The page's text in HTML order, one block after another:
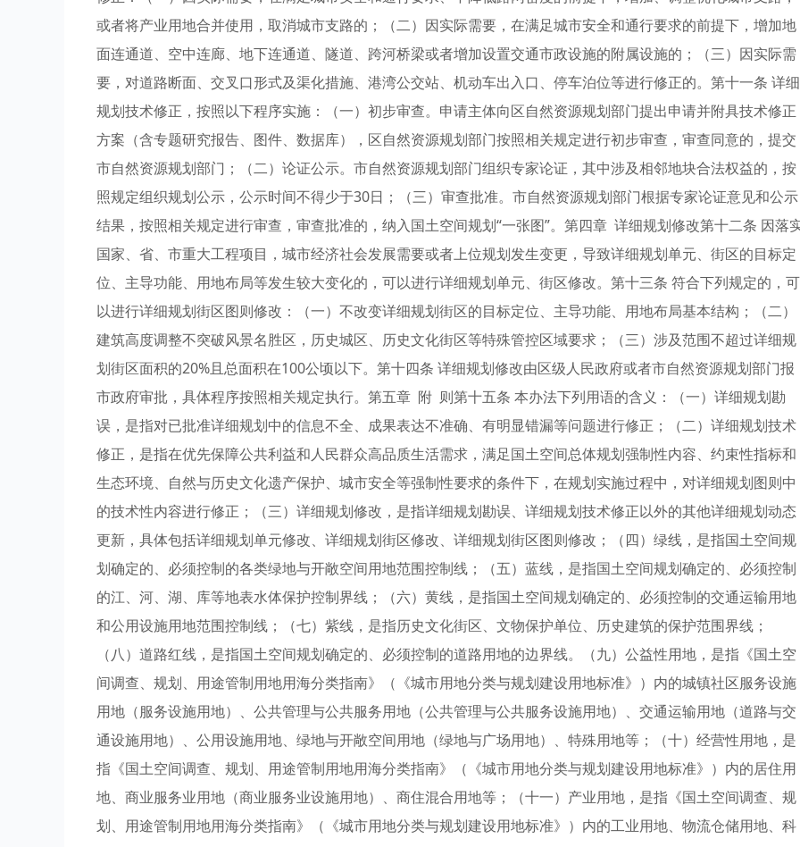
或者将产业用地合并使用，取消城市支路的；（二）因实际需要，在满足城市安全和通行要求的前提下，增加地
面连通道、空中连廊、地下连通道、隧道、跨河桥梁或者增加设置交通市政设施的附属设施的；（三）因实际需
要，对道路断面、交叉口形式及渠化措施、港湾公交站、机动车出入口、停车泊位等进行修正的。第十一条 详细
规划技术修正，按照以下程序实施：（一）初步审查。申请主体向区自然资源规划部门提出申请并附具技术修正
方案（含专题研究报告、图件、数据库），区自然资源规划部门按照相关规定进行初步审查，审查同意的，提交
市自然资源规划部门；（二）论证公示。市自然资源规划部门组织专家论证，其中涉及相邻地块合法权益的，按
照规定组织规划公示，公示时间不得少于30日；（三）审查批准。市自然资源规划部门根据专家论证意见和公示
结果，按照相关规定进行审查，审查批准的，纳入国土空间规划“一张图”。第四章 详细规划修改第十二条 因落
国家、省、市重大工程项目，城市经济社会发展需要或者上位规划发生变更，导致详细规划单元、街区的目标定
位、主导功能、用地布局等发生较大变化的，可以进行详细规划单元、街区修改。第十三条 符合下列规定的，可
以进行详细规划街区图则修改：（一）不改变详细规划街区的目标定位、主导功能、用地布局基本结构；（二）
建筑高度调整不突破风景名胜区，历史城区、历史文化街区等特殊管控区域要求；（三）涉及范围不超过详细规
划街区面积的20%且总面积在100公顷以下。第十四条 详细规划修改由区级人民政府或者市自然资源规划部门报
市政府审批，具体程序按照相关规定执行。第五章 附 则第十五条 本办法下列用语的含义：（一）详细规划勘
误，是指对已批准详细规划中的信息不全、成果表达不准确、有明显错漏等问题进行修正；（二）详细规划技术
修正，是指在优先保障公共利益和人民群众高品质生活需求，满足国土空间总体规划强制性内容、约束性指标和
生态环境、自然与历史文化遗产保护、城市安全等强制性要求的条件下，在规划实施过程中，对详细规划图则中
的技术性内容进行修正；（三）详细规划修改，是指详细规划勘误、详细规划技术修正以外的其他详细规划动态
更新，具体包括详细规划单元修改、详细规划街区修改、详细规划街区图则修改；（四）绿线，是指国土空间规
划确定的、必须控制的各类绿地与开敞空间用地范围控制线；（五）蓝线，是指国土空间规划确定的、必须控制
的江、河、湖、库等地表水体保护控制界线；（六）黄线，是指国土空间规划确定的、必须控制的交通运输用地
和公用设施用地范围控制线；（七）紫线，是指历史文化街区、文物保护单位、历史建筑的保护范围界线；
（八）道路红线，是指国土空间规划确定的、必须控制的道路用地的边界线。（九）公益性用地，是指《国土空
间调查、规划、用途管制用地用海分类指南》（《城市用地分类与规划建设用地标准》）内的城镇社区服务设施
用地（服务设施用地）、公共管理与公共服务用地（公共管理与公共服务设施用地）、交通运输用地（道路与交
通设施用地）、公用设施用地、绿地与开敞空间用地（绿地与广场用地）、特殊用地等；（十）经营性用地，是
指《国土空间调查、规划、用途管制用地用海分类指南》（《城市用地分类与规划建设用地标准》）内的居住用
地、商业服务业用地（商业服务业设施用地）、商住混合用地等；（十一）产业用地，是指《国土空间调查、规
划、用途管制用地用海分类指南》（《城市用地分类与规划建设用地标准》）内的工业用地、物流仓储用地、科